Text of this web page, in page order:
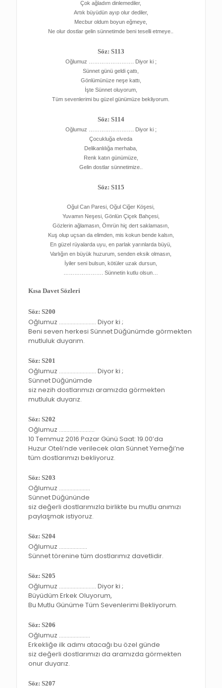
Çok ağladım dinlemediler,
Artık büyüdün ayıp olur dediler,
Mecbur oldum boyun eğmeye,
Ne olur dostlar gelin sünnetimde beni teselli etmeye..
Söz: S113
Oğlumuz ……………………. Diyor ki ;
Sünnet günü geldi çattı,
Gönlümünüze neşe kattı,
İşte Sünnet oluyorum,
Tüm sevenlerimi bu güzel günümüze bekliyorum.
Söz: S114
Oğlumuz ……………………. Diyor ki ;
Çocukluğa elveda
Delikanlılığa merhaba,
Renk katın günümüze,
Gelin dostlar sünnetimize..
Söz: S115
Oğul Can Paresi, Oğul Ciğer Köşesi,
Yuvamın Neşesi, Gönlün Çiçek Bahçesi,
Gözlerin ağlamasın, Ömrün hiç dert saklamasın,
Kuş olup uçsan da elimden, mis kokun bende kalsın,
En güzel rüyalarda uyu, en parlak yarınlarda büyü,
Varlığın en büyük huzurum, senden eksik olmasın,
İyiler seni bulsun, kötüler uzak dursun,
…………………. Sünnetin kutlu olsun…
Kısa Davet Sözleri
Söz: S200
Oğlumuz ……………………. Diyor ki ;
Beni seven herkesi Sünnet Düğünümde görmekten
mutluluk duyarım.
Söz: S201
Oğlumuz ……………………. Diyor ki ;
Sünnet Düğünümde
siz nezih dostlarımızı aramızda görmekten
mutluluk duyarız.
Söz: S202
Oğlumuz ……………………
10 Temmuz 2016 Pazar Günü Saat: 19.00’da
Huzur Oteli’nde verilecek olan Sünnet Yemeği’ne
tüm dostlarımızı bekliyoruz.
Söz: S203
Oğlumuz …………………
Sünnet Düğününde
siz değerli dostlarımızla birlikte bu mutlu anımızı
paylaşmak istiyoruz.
Söz: S204
Oğlumuz ……………….
Sünnet törenine tüm dostlarımız davetlidir.
Söz: S205
Oğlumuz ……………………. Diyor ki ;
Büyüdüm Erkek Oluyorum,
Bu Mutlu Günüme Tüm Sevenlerimi Bekliyorum.
Söz: S206
Oğlumuz …………………
Erkekliğe ilk adımı atacağı bu özel günde
siz değerli dostlarımızı da aramızda görmekten
onur duyarız.
Söz: S207